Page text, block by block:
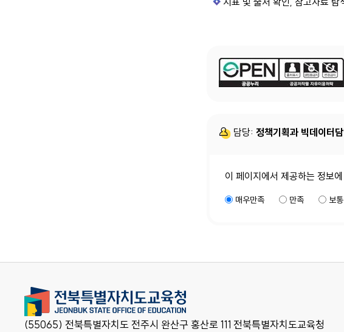
담당: 정책기획과 빅데이터
이 페이지에서 제공하는 정보
매우만족 만족 보통
(55065) 전북특별자치도 전주시 완산구 홍산로 111 전북특별자치도교육청